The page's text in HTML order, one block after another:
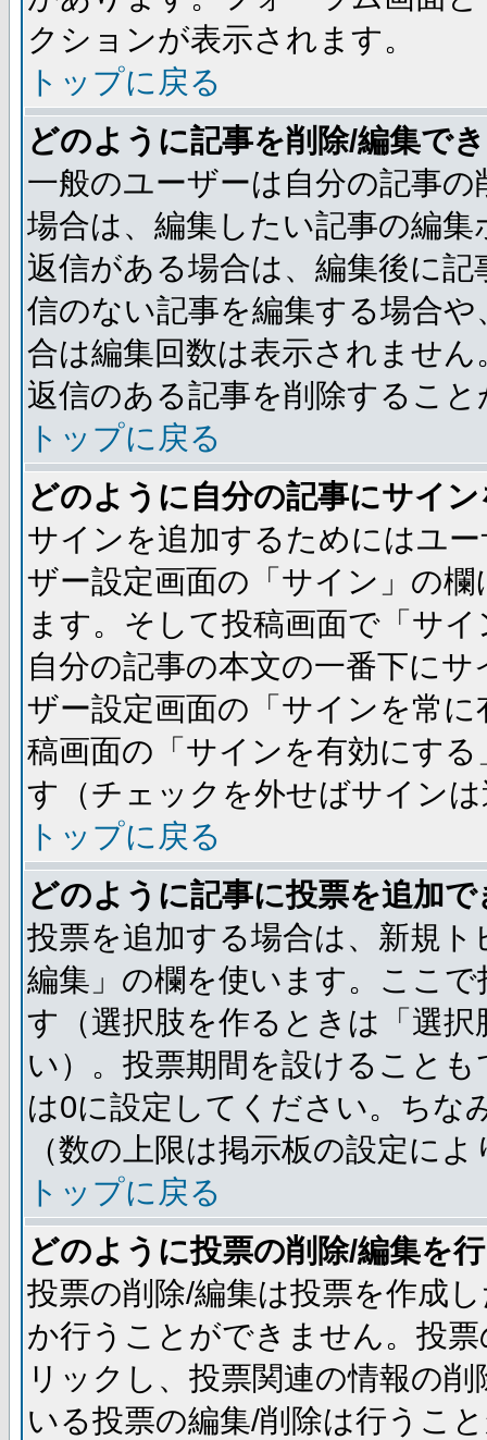
クションが表示されます。
トップに戻る
どのように記事を削除/編集で
一般のユーザーは自分の記事
場合は、編集したい記事の編
返信がある場合は、編集後に
信のない記事を編集する場合
合は編集回数は表示されませ
返信のある記事を削除するこ
トップに戻る
どのように自分の記事にサイ
サインを追加するためにはユ
ザー設定画面の「サイン」の
ます。そして投稿画面で「サ
自分の記事の本文の一番下に
ザー設定画面の「サインを常
稿画面の「サインを有効にす
す（チェックを外せばサイン
トップに戻る
どのように記事に投票を追加
投票を追加する場合は、新規
編集」の欄を使います。ここ
す（選択肢を作るときは「選
い）。投票期間を設けること
は0に設定してください。ちな
（数の上限は掲示板の設定に
トップに戻る
どのように投票の削除/編集を
投票の削除/編集は投票を作成
か行うことができません。投
リックし、投票関連の情報の
いる投票の編集/削除は行うこ